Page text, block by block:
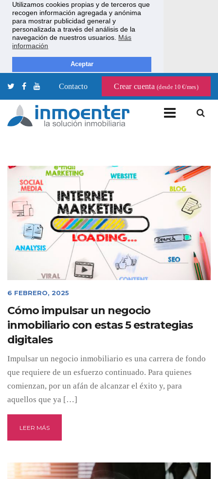
Utilizamos cookies propias y de terceros que
recogen información agregada y anónima
para mostrar publicidad general y
personalizada a través del análisis de la
navegación de nuestros usuarios. Más
información
Aceptar
Contacto Crear cuenta(desde 10 €/mes)
6 FEBRERO, 2025
Cómo impulsar un negocio
inmobiliario con estas 5 estrategias
digitales
Impulsar un negocio inmobiliario es una carrera de fondo
que requiere de un esfuerzo continuado. Para quienes
comienzan, por un afán de alcanzar el éxito y, para
aquellos que ya […]
LEER MÁS